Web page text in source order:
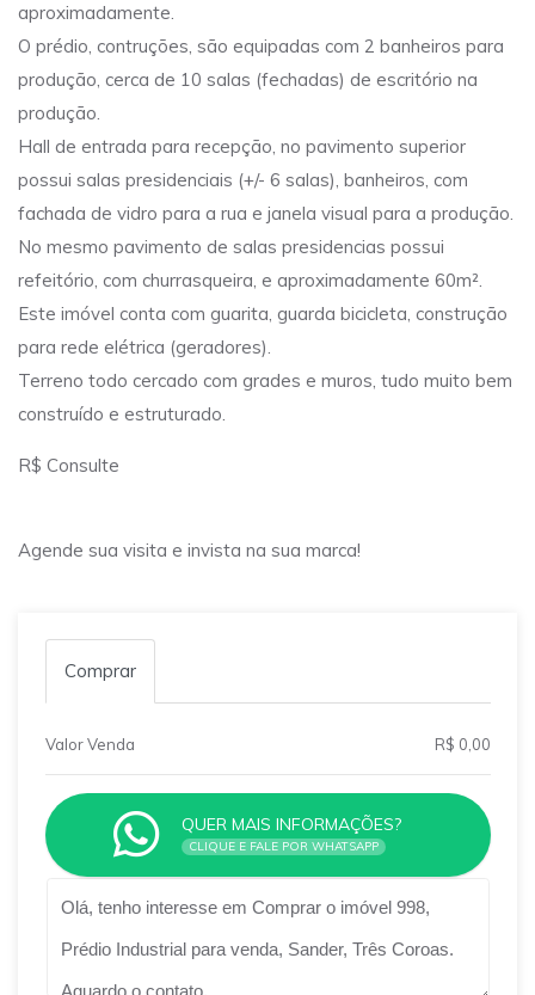
aproximadamente.
O prédio, contruções, são equipadas com 2 banheiros para
produção, cerca de 10 salas (fechadas) de escritório na
produção.
Hall de entrada para recepção, no pavimento superior
possui salas presidenciais (+/- 6 salas), banheiros, com
fachada de vidro para a rua e janela visual para a produção.
No mesmo pavimento de salas presidencias possui
refeitório, com churrasqueira, e aproximadamente 60m².
Este imóvel conta com guarita, guarda bicicleta, construção
para rede elétrica (geradores).
Terreno todo cercado com grades e muros, tudo muito bem
construído e estruturado.
R$ Consulte
Agende sua visita e invista na sua marca!
Comprar
Valor Venda R$ 0,00
QUER MAIS INFORMAÇÕES?
CLIQUE E FALE POR WHATSAPP